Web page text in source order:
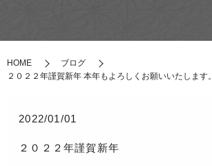
HOME
ブログ
２０２２年謹賀新年 本年もよろしくお願いいたします。
2022/01/01
２０２２年謹賀新年